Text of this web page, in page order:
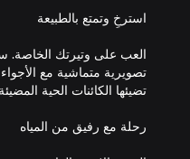
العب على وتيرتك الخاصة.
تصويرية متماشية مع